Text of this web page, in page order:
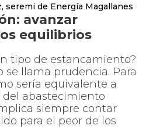
seremi de Energía Magallanes
avanzar
equilibrios
tipo de estancamiento?
se llama prudencia. Para
sería equivalente a
abastecimiento
siempre contar
para el peor de los